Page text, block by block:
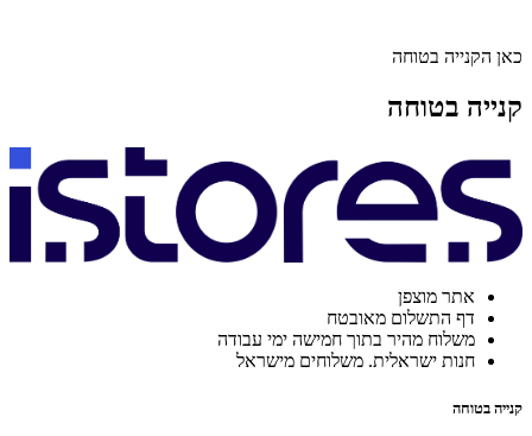
כאן הקנייה בטוחה
קנייה בטוחה
אתר מוצפן
דף התשלום מאובטח
משלוח מהיר בתוך חמישה ימי עבודה
חנות ישראלית. משלוחים מישראל
קנייה בטוחה